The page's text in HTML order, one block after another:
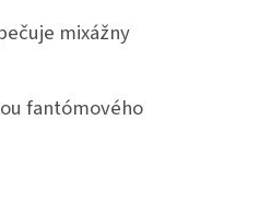
mixážny
fantómového